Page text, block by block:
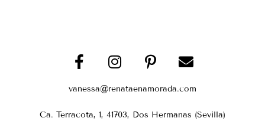
vanessa@renataenamorada.com
Ca. Terracota, 1, 41703, Dos Hermanas (Sevilla)